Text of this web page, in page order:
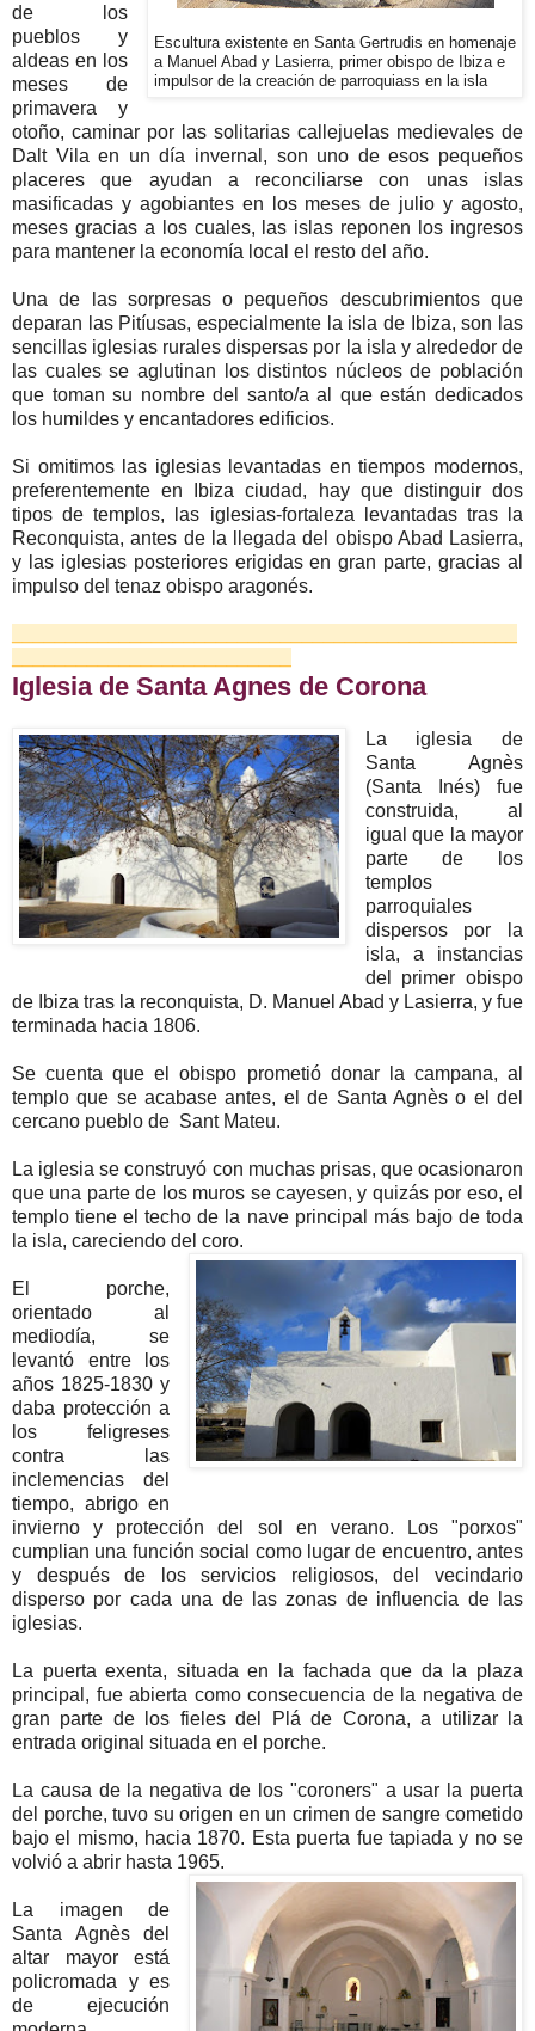
Escultura existente en Santa Gertrudis en homenaje
a Manuel Abad y Lasierra, primer obispo de Ibiza e
impulsor de la creación de parroquiass en la isla
de los
pueblos y
aldeas en los
meses de
primavera y
otoño, caminar por las solitarias callejuelas medievales de
Dalt Vila en un día invernal, son uno de esos pequeños
placeres que ayudan a reconciliarse con unas islas
masificadas y agobiantes en los meses de julio y agosto,
meses gracias a los cuales, las islas reponen los ingresos
para mantener la economía local el resto del año.
Una de las sorpresas o pequeños descubrimientos que
deparan las Pitíusas, especialmente la isla de Ibiza, son las
sencillas iglesias rurales dispersas por la isla y alrededor de
las cuales se aglutinan los distintos núcleos de población
que toman su nombre del santo/a al que están dedicados
los humildes y encantadores edificios.
Si omitimos las iglesias levantadas en tiempos modernos,
preferentemente en Ibiza ciudad, hay que distinguir dos
tipos de templos, las iglesias-fortaleza levantadas tras la
Reconquista, antes de la llegada del obispo Abad Lasierra,
y las iglesias posteriores erigidas en gran parte, gracias al
impulso del tenaz obispo aragonés.
Iglesia de Santa Agnes de Corona
La iglesia de
Santa Agnès
(Santa Inés) fue
construida, al
igual que la mayor
parte de los
templos
parroquiales
dispersos por la
isla, a instancias
del primer obispo
de Ibiza tras la reconquista, D. Manuel Abad y Lasierra, y fue
terminada hacia 1806.
Se cuenta que el obispo prometió donar la campana, al
templo que se acabase antes, el de Santa Agnès o el del
cercano pueblo de Sant Mateu.
La iglesia se construyó con muchas prisas, que ocasionaron
que una parte de los muros se cayesen, y quizás por eso, el
templo tiene el techo de la nave principal más bajo de toda
la isla, careciendo del coro.
El porche,
orientado al
mediodía, se
levantó entre los
años 1825-1830 y
daba protección a
los feligreses
contra las
inclemencias del
tiempo, abrigo en
invierno y protección del sol en verano. Los "porxos"
cumplian una función social como lugar de encuentro, antes
y después de los servicios religiosos, del vecindario
disperso por cada una de las zonas de influencia de las
iglesias.
La puerta exenta, situada en la fachada que da la plaza
principal, fue abierta como consecuencia de la negativa de
gran parte de los fieles del Plá de Corona, a utilizar la
entrada original situada en el porche.
La causa de la negativa de los "coroners" a usar la puerta
del porche, tuvo su origen en un crimen de sangre cometido
bajo el mismo, hacia 1870. Esta puerta fue tapiada y no se
volvió a abrir hasta 1965.
La imagen de
Santa Agnès del
altar mayor está
policromada y es
de ejecución